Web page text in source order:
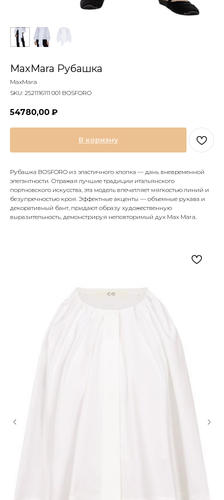
MaxMara Рубашка
MaxMara
SKU: 2521116111 001 BOSFORO
54780,00 ₽
В коризну
Рубашка BOSFORO из эластичного хлопка — дань вневременной
элегантности. Отражая лучшие традиции итальянского
портновского искусства, эта модель впечатляет мягкостью линий и
безупречностью кроя. Эффектные акценты — объемные рукава и
декоративный бант, придают образу художественную
выразительность, демонстрируя неповторимый дух Max Mara.